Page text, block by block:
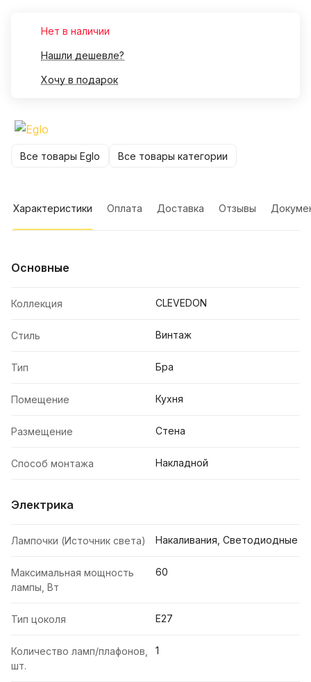
Нет в наличии
Нашли дешевле?
Хочу в подарок
Все товары Eglo Все товары категории
Характеристики Оплата Доставка Отзывы
Основные
Коллекция CLEVEDON
Стиль Винтаж
Тип Бра
Помещение Кухня
Размещение Стена
Способ монтажа Накладной
Электрика
Лампочки (Источник света) Накаливания, Светодиодные
Максимальная мощность
лампы, Вт
60
Тип цоколя E27
Количество ламп/плафонов,
шт.
1